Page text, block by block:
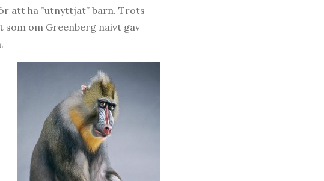
att ha ”utnyttjat” barn. Trots
som om Greenberg naivt gav